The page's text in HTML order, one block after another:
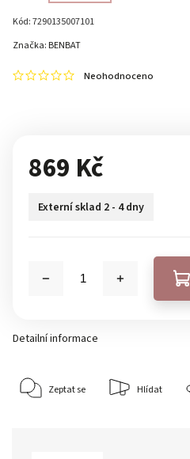
Kód:7290135007101
Neohodnoceno
Značka: BENBAT
869 Kč
Externí sklad 2 - 4 dny
Detailní informace
Zeptat se Hlídat